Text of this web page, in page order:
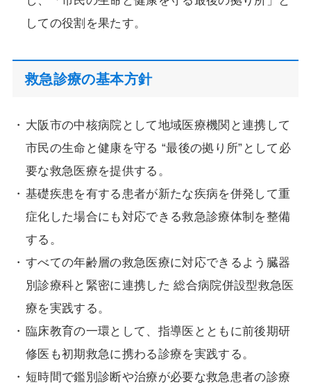
しての役割を果たす。
救急診療の基本方針
大阪市の中核病院として地域医療機関と連携して
市民の生命と健康を守る “最後の拠り所”として必
要な救急医療を提供する。
基礎疾患を有する患者が新たな疾病を併発して重
症化した場合にも対応できる救急診療体制を整備
する。
すべての年齢層の救急医療に対応できるよう臓器
別診療科と緊密に連携した 総合病院併設型救急医
療を実践する。
臨床教育の一環として、指導医とともに前後期研
修医も初期救急に携わる診療を実践する。
短時間で鑑別診断や治療が必要な救急患者の診療